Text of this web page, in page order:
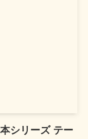
シリーズ テー